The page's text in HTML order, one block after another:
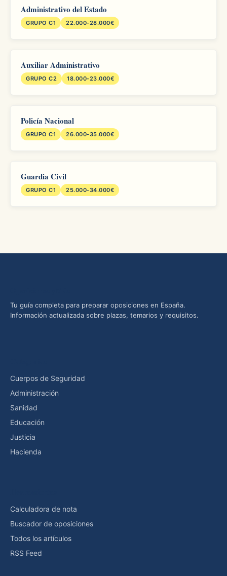
Administrativo del Estado
GRUPO C1 22.000-28.000€
Auxiliar Administrativo
GRUPO C2 18.000-23.000€
Policía Nacional
GRUPO C1 26.000-35.000€
Guardia Civil
GRUPO C1 25.000-34.000€
Tu guía completa para preparar oposiciones en España.
Información actualizada sobre plazas, temarios y requisitos.
Cuerpos de Seguridad
Administración
Sanidad
Educación
Justicia
Hacienda
Calculadora de nota
Buscador de oposiciones
Todos los artículos
RSS Feed